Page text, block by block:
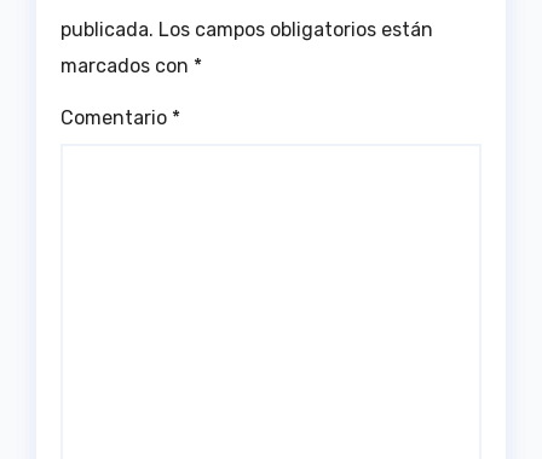
publicada. Los campos obligatorios están
marcados con *
Comentario *